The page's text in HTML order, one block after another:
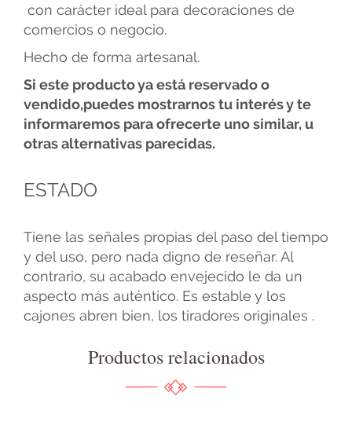
con carácter ideal para decoraciones de
comercios o negocio.
Hecho de forma artesanal.
Si este producto ya está reservado o
vendido,puedes mostrarnos tu interés y te
informaremos para ofrecerte uno similar, u
otras alternativas parecidas.
ESTADO
Tiene las señales propias del paso del tiempo
y del uso, pero nada digno de reseñar. Al
contrario, su acabado envejecido le da un
aspecto más auténtico. Es estable y los
cajones abren bien, los tiradores originales .
Productos relacionados